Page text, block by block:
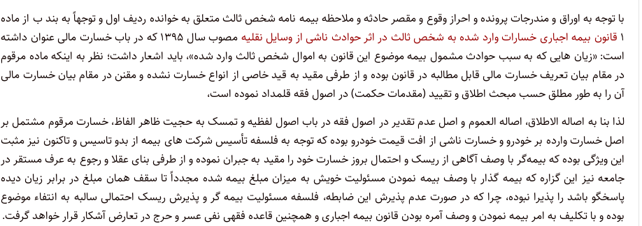
با توجه به اوراق و مندرجات پرونده و احراز وقوع و مقصر حادثه و ملاحظه بیمه نامه شخص ثالث متعلق به خوانده ردیف اول و توجهاً به بند ب از ماده
۱ قانون بیمه اجباری خسارات وارد شده به شخص ثالث در اثر حوادث ناشی از وسایل نقلیه
مصوب سال ۱۳۹۵ که در باب خسارت مالی عنوان داشته
است: «زیان هایی که به سبب حوادث مشمول بیمه موضوع این قانون به اموال شخص ثالث وارد شده»، باید اشعار داشت؛ نظر به اینکه ماده مرقوم
در مقام بیان تعریف خسارت مالی قابل مطالبه در قانون بوده و از طرفی مقید به قید خاصی از انواع خسارت نشده و مقنن در مقام بیان خسارت مالی
آن را به طور مطلق حسب مبحث اطلاق و تقیید (مقدمات حکمت) در اصول فقه قلمداد نموده است،
لذا بنا به اصاله الاطلاق، اصاله العموم و اصل عدم تقدیر در اصول فقه در باب اصول لفظیه و تمسک به حجیت ظاهر الفاظ، خسارت مرقوم مشتمل بر
اصل خسارت وارده بر خودرو و خسارت ناشی از افت قیمت خودرو بوده که توجه به فلسفه تأسیس شرکت های بیمه از بدو تاسیس و تاکنون نیز مثبت
این ویژگی بوده که بیمه‌گر با وصف آگاهی از ریسک و احتمال بروز خسارت خود را مقید به جبران نموده و از طرفی بنای عقلا و رجوع به عرف مستقر در
جامعه نیز این گزاره که بیمه گذار با وصف بیمه نمودن مسئولیت خویش به میزان مبلغ بیمه شده مجدداً تا سقف همان مبلغ در برابر زیان دیده
پاسخگو باشد را پذیرا نبوده، چرا که در صورت عدم پذیرش این ضابطه، فلسفه مسئولیت بیمه گر و پذیرش ریسک احتمالی سالبه به انتفاء موضوع
بوده و با تکلیف به امر بیمه نمودن و وصف آمره بودن قانون بیمه اجباری و همچنین قاعده فقهی نفی عسر و حرج در تعارض آشکار قرار خواهد گرفت.